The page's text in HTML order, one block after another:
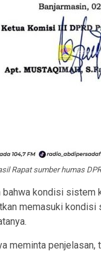
Rapat sumber humas
kondisi sistem
memasuki kondisi
meminta